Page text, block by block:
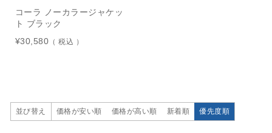
コーラ ノーカラージャケッ
ト ブラック
¥30,580 税込
並び替え 価格が安い順 価格が高い順 新着順 優先度順